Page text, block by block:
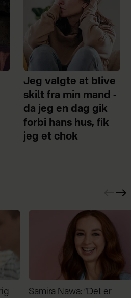
Jeg valgte at blive
skilt fra min mand -
da jeg en dag gik
forbi hans hus, fik
jeg et chok
Jeg valgte at blive skilt